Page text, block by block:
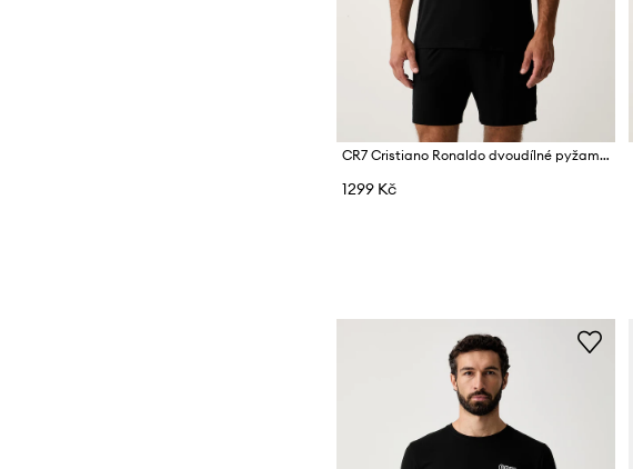
CR7 Cristiano Ronaldo dvoudílné pyžamo pánské s modalem x MODAL CONCEPT
1299 Kč